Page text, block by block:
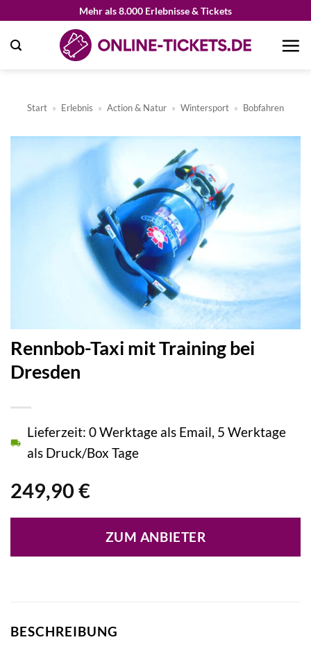
springen
Mehr als 8.000 Erlebnisse & Tickets
Start » Erlebnis » Action & Natur » Wintersport » Bobfahren
Rennbob-Taxi mit Training bei
Dresden
249,90 €
Lieferzeit: 0 Werktage als Email, 5 Werktage
als Druck/Box Tage
ZUM ANBIETER
BESCHREIBUNG